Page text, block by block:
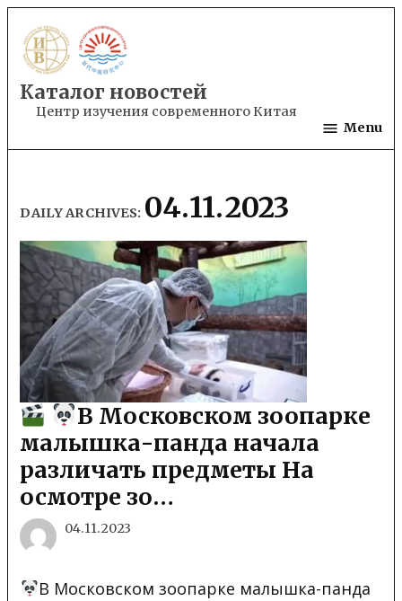
to
content
Каталог новостей
Центр изучения современного Китая
Menu
DAILY ARCHIVES: 04.11.2023
В Московском зоопарке
малышка-панда начала
различать предметы На
осмотре зо…
04.11.2023
В Московском зоопарке малышка-панда